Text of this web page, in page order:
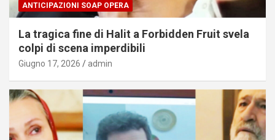
ANTICIPAZIONI SOAP OPERA
La tragica fine di Halit a Forbidden Fruit svela
colpi di scena imperdibili
Giugno 17, 2026 admin